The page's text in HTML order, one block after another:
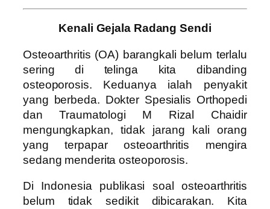
Kenali Gejala Radang Sendi
Osteoarthritis (OA) barangkali belum terlalu
sering di telinga kita dibanding
osteoporosis. Keduanya ialah penyakit
yang berbeda. Dokter Spesialis Orthopedi
dan Traumatologi M Rizal Chaidir
mengungkapkan, tidak jarang kali orang
yang terpapar osteoarthritis mengira
sedang menderita osteoporosis.
Di Indonesia publikasi soal osteoarthritis
belum tidak sedikit dibicarakan. Kita